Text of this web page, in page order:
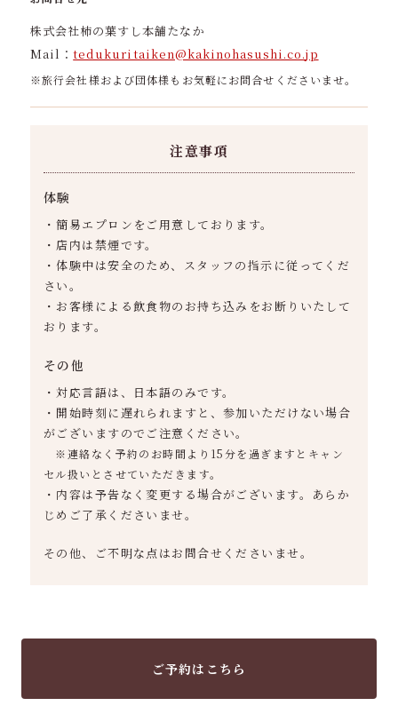
株式会社柿の葉すし本舗たなか
Mail：tedukuritaiken@kakinohasushi.co.jp
※旅行会社様および団体様もお気軽にお問合せくださいませ。
注意事項
体験
・簡易エプロンをご用意しております。
・店内は禁煙です。
・体験中は安全のため、スタッフの指示に従ってくだ
さい。
・お客様による飲食物のお持ち込みをお断りいたして
おります。
その他
・対応言語は、日本語のみです。
・開始時刻に遅れられますと、参加いただけない場合
がございますのでご注意ください。
※連絡なく予約のお時間より15分を過ぎますとキャン
セル扱いとさせていただきます。
・内容は予告なく変更する場合がございます。あらか
じめご了承くださいませ。
その他、ご不明な点はお問合せくださいませ。
ご予約はこちら